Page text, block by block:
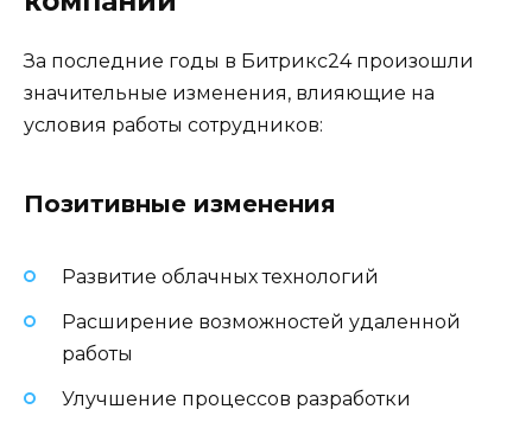
За последние годы в Битрикс24 произошли
значительные изменения, влияющие на
условия работы сотрудников:
Позитивные изменения
Развитие облачных технологий
Расширение возможностей удаленной
работы
Улучшение процессов разработки